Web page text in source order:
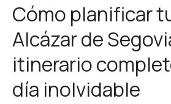
Cómo planificar
Alcázar de
itinerario
día inolvidable